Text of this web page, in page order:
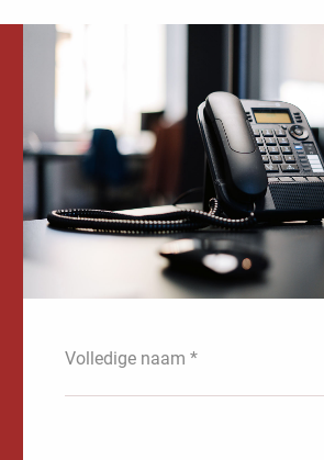
Volledige naam *